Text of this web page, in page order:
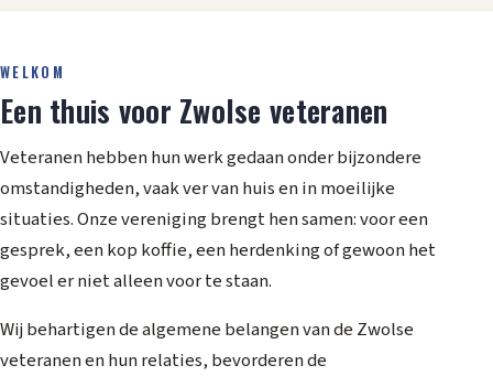
WELKOM
Een thuis voor Zwolse veteranen
Veteranen hebben hun werk gedaan onder bijzondere
omstandigheden, vaak ver van huis en in moeilijke
situaties. Onze vereniging brengt hen samen: voor een
gesprek, een kop koffie, een herdenking of gewoon het
gevoel er niet alleen voor te staan.
Wij behartigen de algemene belangen van de Zwolse
veteranen en hun relaties, bevorderen de